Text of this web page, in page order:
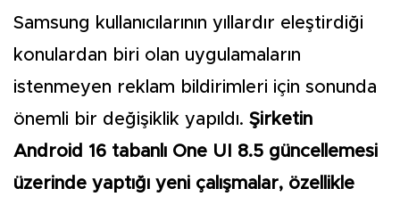
Samsung kullanıcılarının yıllardır eleştirdiği
konulardan biri olan uygulamaların
istenmeyen reklam bildirimleri için sonunda
önemli bir değişiklik yapıldı. Şirketin
Android 16 tabanlı One UI 8.5 güncellemesi
üzerinde yaptığı yeni çalışmalar, özellikle